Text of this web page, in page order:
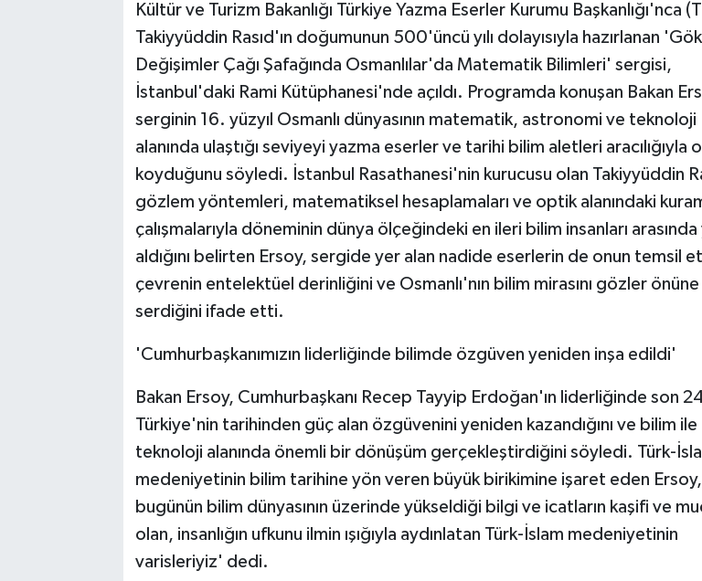
Kültür ve Turizm Bakanlığı Türkiye Yazma Eserler Kurumu Başkanlığı'nca
Takiyyüddin Rasıd'ın doğumunun 500'üncü yılı dolayısıyla hazırlanan
Değişimler Çağı Şafağında Osmanlılar'da Matematik Bilimleri' sergisi,
İstanbul'daki Rami Kütüphanesi'nde açıldı. Programda konuşan Bakan
serginin 16. yüzyıl Osmanlı dünyasının matematik, astronomi ve teknoloji
alanında ulaştığı seviyeyi yazma eserler ve tarihi bilim aletleri aracılığıyla
koyduğunu söyledi. İstanbul Rasathanesi'nin kurucusu olan Takiyyüddin
gözlem yöntemleri, matematiksel hesaplamaları ve optik alanındaki
çalışmalarıyla döneminin dünya ölçeğindeki en ileri bilim insanları
aldığını belirten Ersoy, sergide yer alan nadide eserlerin de onun temsil
çevrenin entelektüel derinliğini ve Osmanlı'nın bilim mirasını gözler önüne
serdiğini ifade etti.
'Cumhurbaşkanımızın liderliğinde bilimde özgüven yeniden inşa edildi'
Bakan Ersoy, Cumhurbaşkanı Recep Tayyip Erdoğan'ın liderliğinde son
Türkiye'nin tarihinden güç alan özgüvenini yeniden kazandığını ve bilim ile
teknoloji alanında önemli bir dönüşüm gerçekleştirdiğini söyledi. Türk-
medeniyetinin bilim tarihine yön veren büyük birikimine işaret eden
bugünün bilim dünyasının üzerinde yükseldiği bilgi ve icatların kaşifi ve
olan, insanlığın ufkunu ilmin ışığıyla aydınlatan Türk-İslam medeniyetinin
varisleriyiz' dedi.